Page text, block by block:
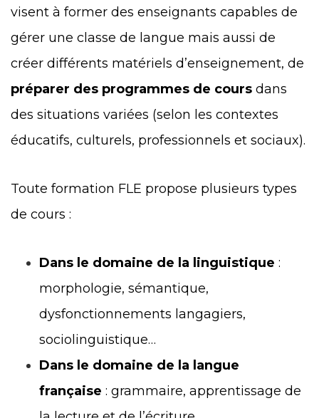
visent à former des enseignants capables de
gérer une classe de langue mais aussi de
créer différents matériels d’enseignement, de
préparer des programmes de cours dans
des situations variées (selon les contextes
éducatifs, culturels, professionnels et sociaux).
Toute formation FLE propose plusieurs types
de cours :
Dans le domaine de la linguistique :
morphologie, sémantique,
dysfonctionnements langagiers,
sociolinguistique…
Dans le domaine de la langue
française : grammaire, apprentissage de